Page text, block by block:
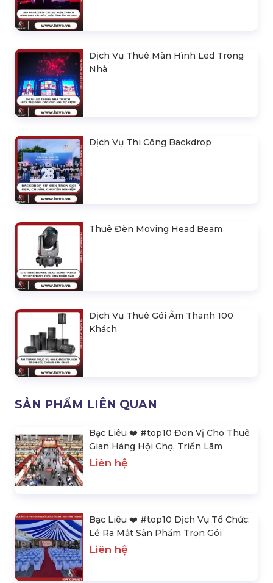
Dịch Vụ Thuê Màn Hình Led Trong
Nhà
Dịch Vụ Thi Công Backdrop
Thuê Đèn Moving Head Beam
Dịch Vụ Thuê Gói Âm Thanh 100
Khách
SẢN PHẨM LIÊN QUAN
Bạc Liêu ❤️️ #top10 Đơn Vị Cho Thuê
Gian Hàng Hội Chợ, Triển Lãm
Liên hệ
Bạc Liêu ❤️️ #top10 Dịch Vụ Tổ Chức:
Lễ Ra Mắt Sản Phẩm Trọn Gói
Liên hệ